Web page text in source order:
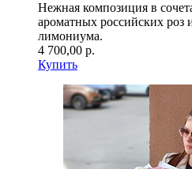
Нежная композиция в
ароматных российских роз
лимониума.
4 700,00 р.
Купить